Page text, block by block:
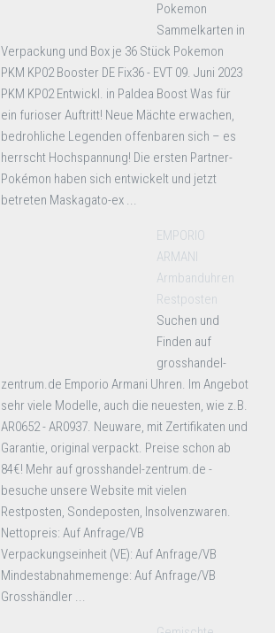
Pokemon
Sammelkarten in
Verpackung und Box je 36 Stück Pokemon
PKM KP02 Booster DE Fix36 - EVT 09. Juni 2023
PKM KP02 Entwickl. in Paldea Boost Was für
ein furioser Auftritt! Neue Mächte erwachen,
bedrohliche Legenden offenbaren sich – es
herrscht Hochspannung! Die ersten Partner-
Pokémon haben sich entwickelt und jetzt
betreten Maskagato-ex ...
EMPORIO
ARMANI
Armbanduhren
Restposten
Suchen und
Finden auf
grosshandel-
zentrum.de Emporio Armani Uhren. Im Angebot
sehr viele Modelle, auch die neuesten, wie z.B.
AR0652 - AR0937. Neuware, mit Zertifikaten und
Garantie, original verpackt. Preise schon ab
84€! Mehr auf grosshandel-zentrum.de -
besuche unsere Website mit vielen
Restposten, Sondeposten, Insolvenzwaren.
Nettopreis: Auf Anfrage/VB
Verpackungseinheit (VE): Auf Anfrage/VB
Mindestabnahmemenge: Auf Anfrage/VB
Grosshändler ...